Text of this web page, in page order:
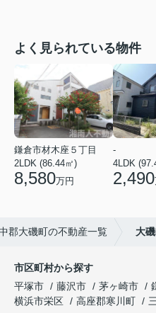
よく見られている物件
鎌倉市材木座５丁目
2LDK (86.44㎡)
8,580万円
-
4LDK
2,490
郡大磯町の不動産一覧 大
市区町村から探す
平塚市
藤沢市 茅ヶ崎市
横浜市栄区
高座郡寒川町